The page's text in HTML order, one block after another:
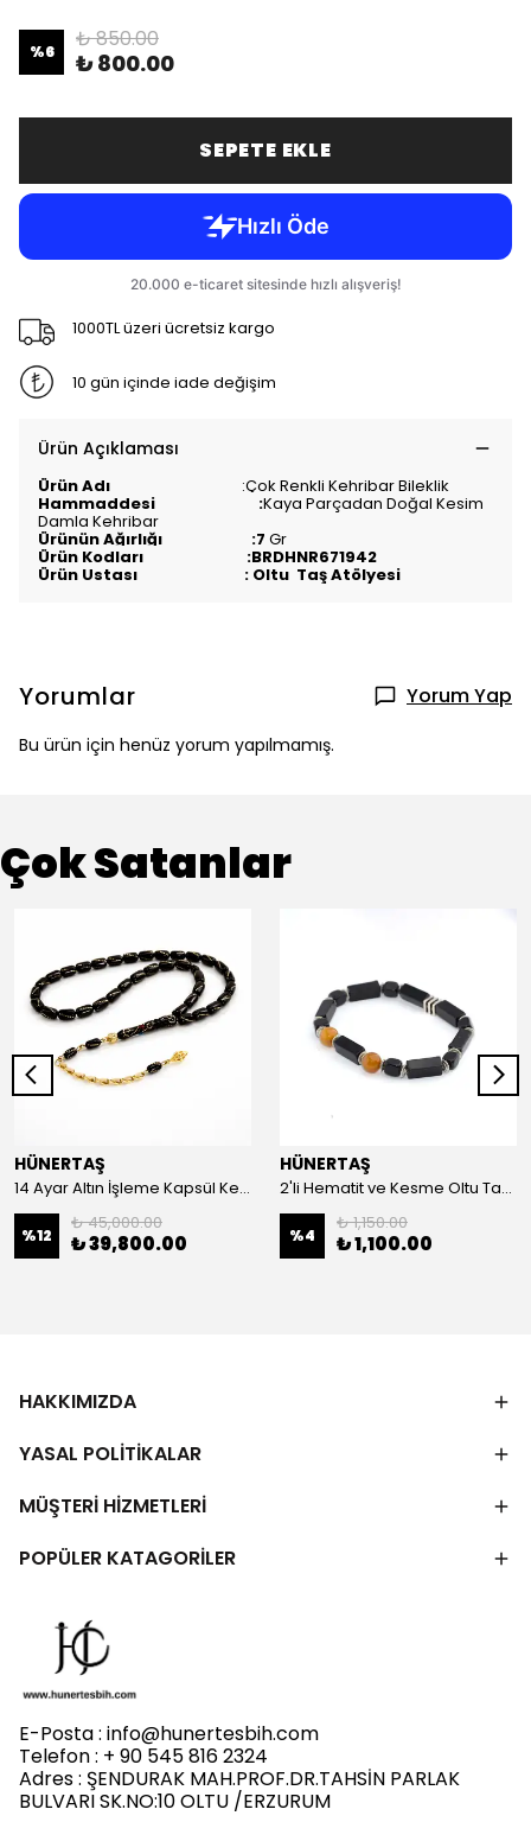
%6 ₺ 850.00
₺ 800.00
SEPETE EKLE
1000TL üzeri ücretsiz kargo
10 gün içinde iade değişim
Ürün Açıklaması
Ürün Adı :Çok Renkli Kehribar Bileklik
Hammaddesi :Kaya Parçadan Doğal Kesim
Damla Kehribar
Ürünün Ağırlığı :7 Gr
Ürün Kodları :BRDHNR671942
Ürün Ustası : Oltu Taş Atölyesi
Yorumlar Yorum Yap
Bu ürün için henüz yorum yapılmamış.
Çok Satanlar
HÜNERTAŞ
14 Ayar Altın İşleme Kapsül Kesim Oltu Taşı Tespih
%12
₺ 45,000.00
₺ 39,800.00
HÜNERTAŞ
2'li Hematit ve Kesme Oltu Taşı Bileklik
%4
₺ 1,150.00
₺ 1,100.00
HAKKIMIZDA
YASAL POLİTİKALAR
MÜŞTERİ HİZMETLERİ
POPÜLER KATAGORİLER
E-Posta : info@hunertesbih.com
Telefon : + 90 545 816 2324
Adres : ŞENDURAK MAH.PROF.DR.TAHSİN PARLAK
BULVARI SK.NO:10 OLTU /ERZURUM